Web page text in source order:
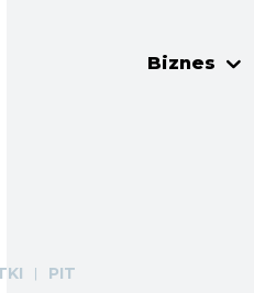
Biznes
PIT